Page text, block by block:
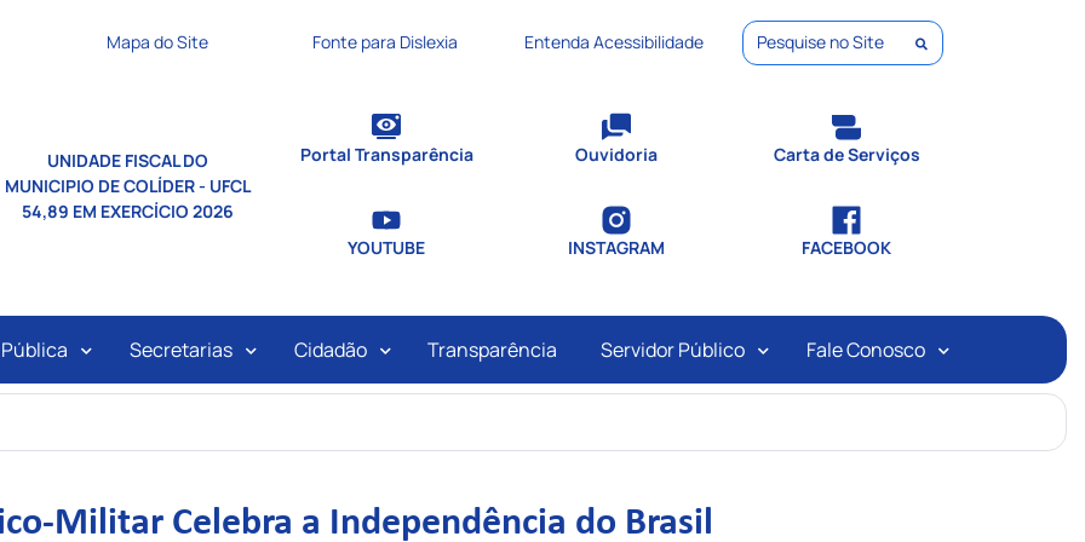
de acessibilidade
Mapa do Site Fonte para Dislexia Entenda Acessibilidade
Pesquisar
UNIDADE FISCAL DO
MUNICIPIO DE COLÍDER - UFCL
54,89 EM EXERCÍCIO 2026
Portal Transparência Ouvidoria Carta de Serviços
YOUTUBE INSTAGRAM FACEBOOK
Secretarias Cidadão Transparência Servidor Público Fale Conosco
Militar Celebra a Independência do Brasil